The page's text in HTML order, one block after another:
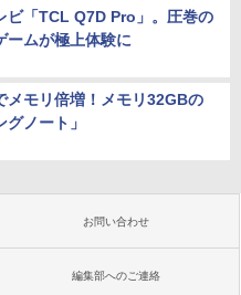
ビ「TCL Q7D Pro」。圧巻の
ームが極上体験に
メモリ倍増！メモリ32GBの
グノート」
お問い合わせ
編集部へのご連絡